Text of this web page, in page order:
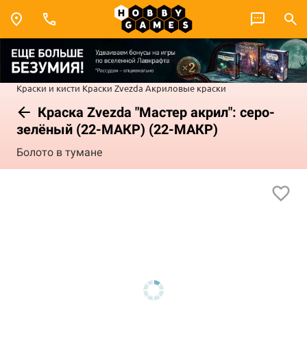
Краски и кисти Краски Zvezda Акриловые краски
Краска Zvezda "Мастер акрил": серо-
зелёный (22-МАКР) (22-МАКР)
Болото в тумане